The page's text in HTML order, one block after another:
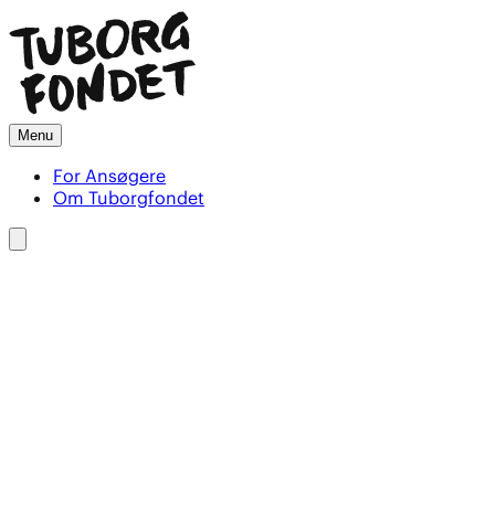
Menu
For Ansøgere
Om Tuborgfondet